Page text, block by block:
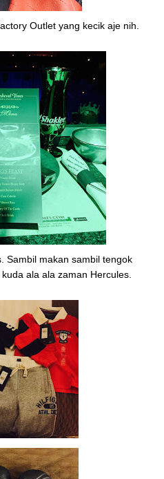
Outlet yang kecik aje nih.
Sambil makan sambil tengok
ala ala zaman Hercules.